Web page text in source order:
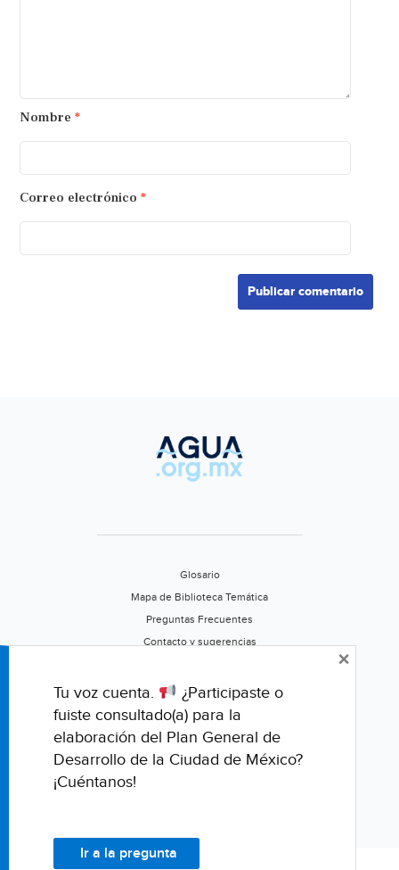
Nombre *
Correo electrónico *
Glosario
Mapa de Biblioteca Temática
Preguntas Frecuentes
Contacto y sugerencias
Califica este portal
Tu voz cuenta.
¿Participaste o
fuiste consultado(a) para la
elaboración del Plan General de
Desarrollo de la Ciudad de México?
¡Cuéntanos!
Ir a la pregunta
×